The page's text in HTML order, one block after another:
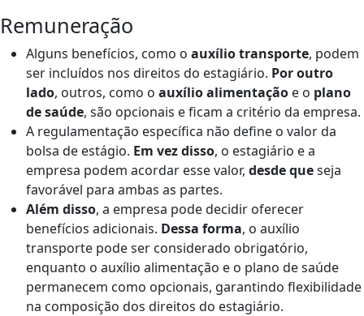
Remuneração
Alguns benefícios, como o auxílio transporte, podem
ser incluídos nos direitos do estagiário. Por outro
lado, outros, como o auxílio alimentação e o plano
de saúde, são opcionais e ficam a critério da empresa.
A regulamentação específica não define o valor da
bolsa de estágio. Em vez disso, o estagiário e a
empresa podem acordar esse valor, desde queseja
favorável para ambas as partes.
Além disso, a empresa pode decidir oferecer
benefícios adicionais. Dessa forma, o auxílio
transporte pode ser considerado obrigatório,
enquanto o auxílio alimentação e o plano de saúde
permanecem como opcionais, garantindo flexibilidade
na composição dos direitos do estagiário.